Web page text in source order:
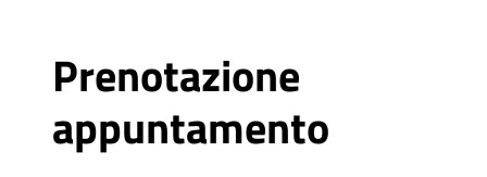
Prenotazione
appuntamento